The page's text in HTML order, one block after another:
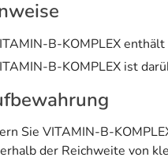
B-KOMPLEX
B-KOMPLEX ist
Sie VITAMIN-B-
der Reichweite von